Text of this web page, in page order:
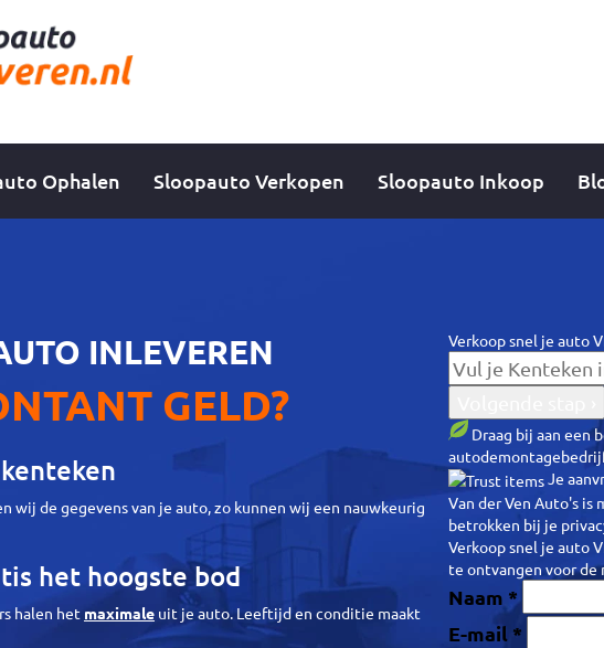
Ophalen Sloopauto Verkopen Sloopauto Inkoop
INLEVEREN
GELD?
wij de gegevens van je auto, zo kunnen wij een nauwkeurig
het hoogste bod
halen het maximale uit je auto. Leeftijd en conditie maakt
Verkoop snel je auto
Draag bij aan een
Je
Van der Ven Auto's
betrokken bij je
Verkoop snel je auto
te ontvangen voor de
Naam *
E-mail *